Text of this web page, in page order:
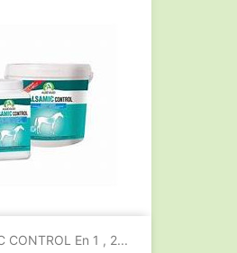
CONTROL En 1 , 2...